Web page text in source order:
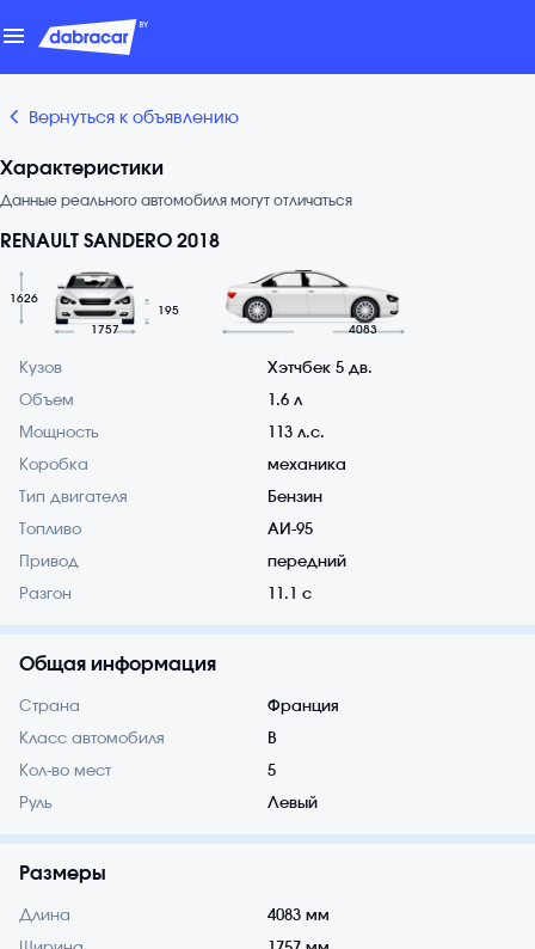
menu
chevron_backward Вернуться к объявлению
Характеристики
Данные реального автомобиля могут отличаться
RENAULT SANDERO 2018
1757
1626
195
4083
Кузов Хэтчбек 5 дв.
Объем 1.6 л
Мощность 113 л.с.
Коробка механика
Тип двигателя Бензин
Топливо АИ-95
Привод передний
Разгон 11.1 с
Общая информация
Страна Франция
Класс автомобиля B
Кол-во мест 5
Руль Левый
Размеры
Длина 4083 мм